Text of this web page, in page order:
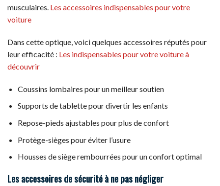
musculaires. Les accessoires indispensables pour votre
voiture
Dans cette optique, voici quelques accessoires réputés pour
leur efficacité : Les indispensables pour votre voiture à
découvrir
Coussins lombaires pour un meilleur soutien
Supports de tablette pour divertir les enfants
Repose-pieds ajustables pour plus de confort
Protège-sièges pour éviter l’usure
Housses de siège rembourrées pour un confort optimal
Les accessoires de sécurité à ne pas négliger